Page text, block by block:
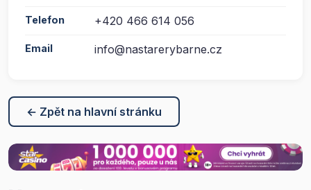
Telefon +420 466 614 056
Email info@nastarerybarne.cz
← Zpět na hlavní stránku